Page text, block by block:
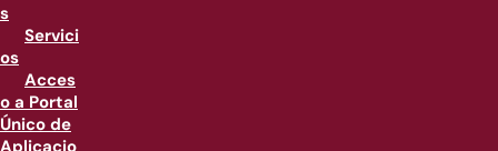
s
Servici
os
Acces
o a Portal
Único de
Aplicacio